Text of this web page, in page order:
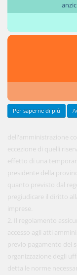
dell'amministrazione
eccezione di quelli
effetto di una
presidente della
quanto previsto dal
pregiudicare il diritto
imprese.
2. Il regolamento
accesso agli atti
previo pagamento dei
organizzazione degli
detta le norme
Per saperne di più